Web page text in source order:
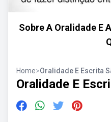
Sobre A Oralidade E
Home>Oralidade E Escrita
Oralidade E